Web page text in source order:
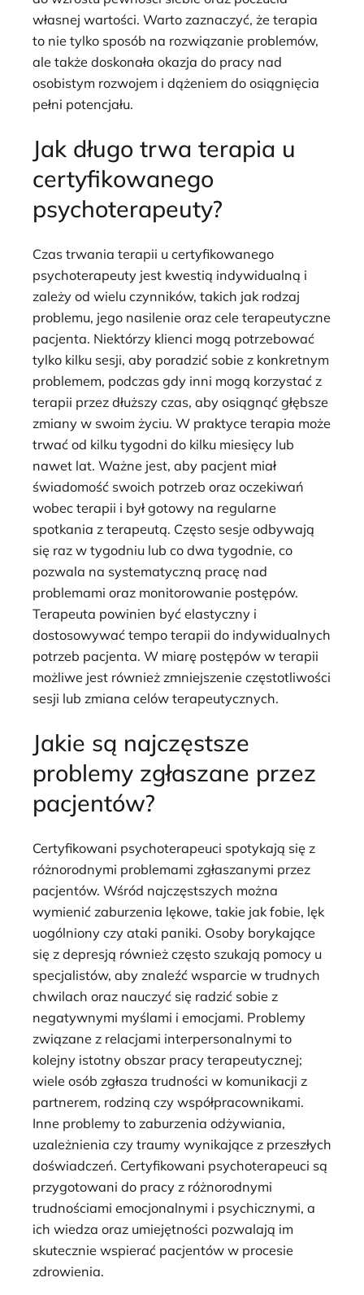
własnej wartości. Warto zaznaczyć, że terapia
to nie tylko sposób na rozwiązanie problemów,
ale także doskonała okazja do pracy nad
osobistym rozwojem i dążeniem do osiągnięcia
pełni potencjału.
Jak długo trwa terapia u
certyfikowanego
psychoterapeuty?
Czas trwania terapii u certyfikowanego
psychoterapeuty jest kwestią indywidualną i
zależy od wielu czynników, takich jak rodzaj
problemu, jego nasilenie oraz cele terapeutyczne
pacjenta. Niektórzy klienci mogą potrzebować
tylko kilku sesji, aby poradzić sobie z konkretnym
problemem, podczas gdy inni mogą korzystać z
terapii przez dłuższy czas, aby osiągnąć głębsze
zmiany w swoim życiu. W praktyce terapia może
trwać od kilku tygodni do kilku miesięcy lub
nawet lat. Ważne jest, aby pacjent miał
świadomość swoich potrzeb oraz oczekiwań
wobec terapii i był gotowy na regularne
spotkania z terapeutą. Często sesje odbywają
się raz w tygodniu lub co dwa tygodnie, co
pozwala na systematyczną pracę nad
problemami oraz monitorowanie postępów.
Terapeuta powinien być elastyczny i
dostosowywać tempo terapii do indywidualnych
potrzeb pacjenta. W miarę postępów w terapii
możliwe jest również zmniejszenie częstotliwości
sesji lub zmiana celów terapeutycznych.
Jakie są najczęstsze
problemy zgłaszane przez
pacjentów?
Certyfikowani psychoterapeuci spotykają się z
różnorodnymi problemami zgłaszanymi przez
pacjentów. Wśród najczęstszych można
wymienić zaburzenia lękowe, takie jak fobie, lęk
uogólniony czy ataki paniki. Osoby borykające
się z depresją również często szukają pomocy u
specjalistów, aby znaleźć wsparcie w trudnych
chwilach oraz nauczyć się radzić sobie z
negatywnymi myślami i emocjami. Problemy
związane z relacjami interpersonalnymi to
kolejny istotny obszar pracy terapeutycznej;
wiele osób zgłasza trudności w komunikacji z
partnerem, rodziną czy współpracownikami.
Inne problemy to zaburzenia odżywiania,
uzależnienia czy traumy wynikające z przeszłych
doświadczeń. Certyfikowani psychoterapeuci są
przygotowani do pracy z różnorodnymi
trudnościami emocjonalnymi i psychicznymi, a
ich wiedza oraz umiejętności pozwalają im
skutecznie wspierać pacjentów w procesie
zdrowienia.